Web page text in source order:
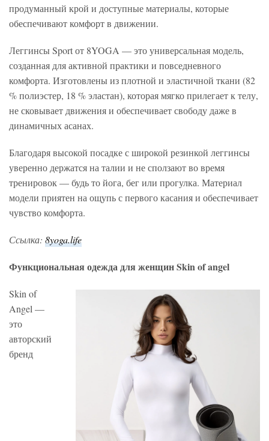
продуманный крой и доступные материалы, которые
обеспечивают комфорт в движении.
Леггинсы Sport от 8YOGA — это универсальная модель,
созданная для активной практики и повседневного
комфорта. Изготовлены из плотной и эластичной ткани (82
% полиэстер, 18 % эластан), которая мягко прилегает к телу,
не сковывает движения и обеспечивает свободу даже в
динамичных асанах.
Благодаря высокой посадке с широкой резинкой леггинсы
уверенно держатся на талии и не сползают во время
тренировок — будь то йога, бег или прогулка. Материал
модели приятен на ощупь с первого касания и обеспечивает
чувство комфорта.
Ссылка: 8yoga.life
Функциональная одежда для женщин Skin of angel
Skin of
Angel —
это
авторский
бренд